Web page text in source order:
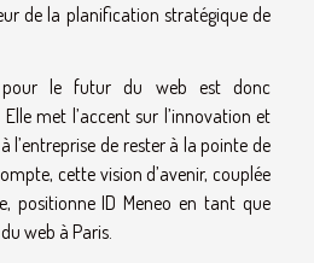
de la planification stratégique de
pour le futur du web est donc
met l’accent sur l’innovation et
de rester à la pointe de
cette vision d’avenir, couplée
positionne ID Meneo en tant que
web à Paris.